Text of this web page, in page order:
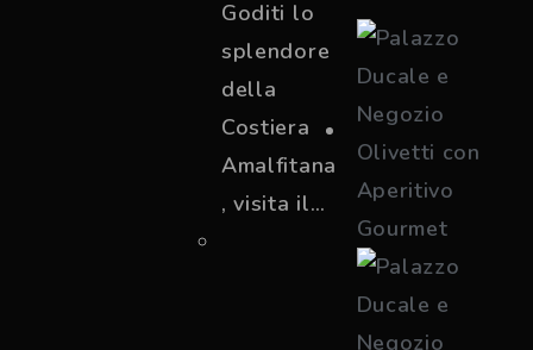
Goditi lo
splendore
della
Costiera
Amalfitana
, visita il…